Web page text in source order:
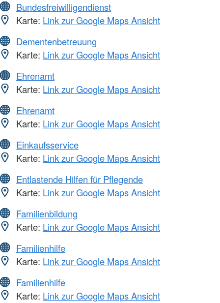
Bundesfreiwilligendienst
Karte: Link zur Google Maps Ansicht
Dementenbetreuung
Karte: Link zur Google Maps Ansicht
Ehrenamt
Karte: Link zur Google Maps Ansicht
Ehrenamt
Karte: Link zur Google Maps Ansicht
Einkaufsservice
Karte: Link zur Google Maps Ansicht
Entlastende Hilfen für Pflegende
Karte: Link zur Google Maps Ansicht
Familienbildung
Karte: Link zur Google Maps Ansicht
Familienhilfe
Karte: Link zur Google Maps Ansicht
Familienhilfe
Karte: Link zur Google Maps Ansicht